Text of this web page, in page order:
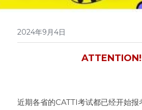
医学系列
2024年9月4日
近期各省的CATTI考试都已经开始报